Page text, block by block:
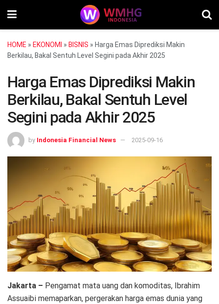
HOME » EKONOMI » BISNIS » Harga Emas Diprediksi Makin
Berkilau, Bakal Sentuh Level Segini pada Akhir 2025
Harga Emas Diprediksi Makin
Berkilau, Bakal Sentuh Level
Segini pada Akhir 2025
by Indonesia Financial News 2025-09-16
Jakarta – Pengamat mata uang dan komoditas, Ibrahim
Assuaibi memaparkan, pergerakan harga emas dunia yang